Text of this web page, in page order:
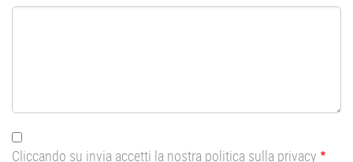
Cliccando su invia accetti la nostra politica sulla privacy